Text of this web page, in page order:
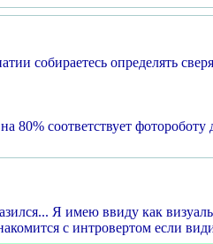
собираетесь определять
80% соответствует
Я имею ввиду как
с интровертом если